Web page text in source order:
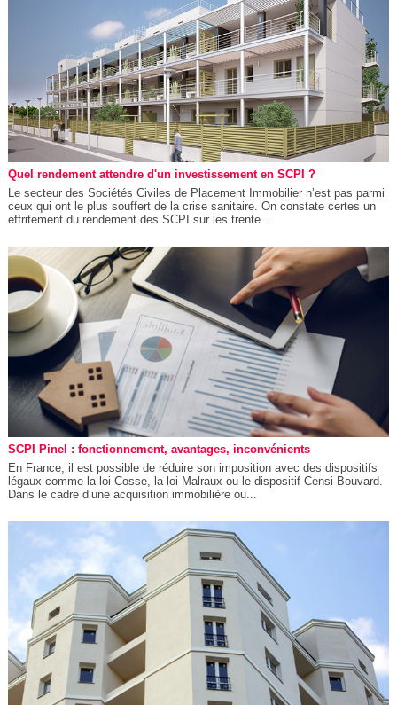
Quel rendement attendre d'un investissement en SCPI ?
Le secteur des Sociétés Civiles de Placement Immobilier n’est pas parmi
ceux qui ont le plus souffert de la crise sanitaire. On constate certes un
effritement du rendement des SCPI sur les trente...
SCPI Pinel : fonctionnement, avantages, inconvénients
En France, il est possible de réduire son imposition avec des dispositifs
légaux comme la loi Cosse, la loi Malraux ou le dispositif Censi-Bouvard.
Dans le cadre d’une acquisition immobilière ou...